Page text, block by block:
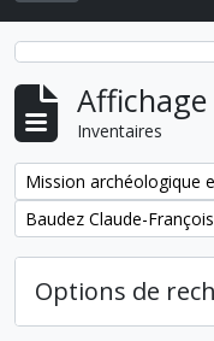
Toggle
Inventaires
Remove filter:
Remove filter:
Baudez Claude-François
Options de